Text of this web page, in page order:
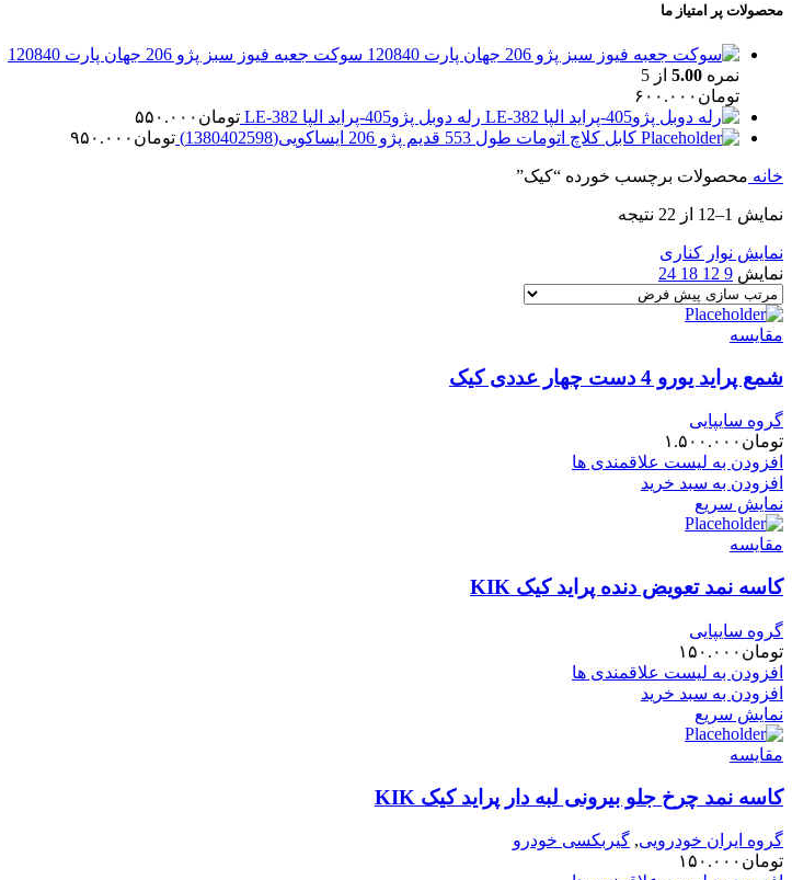
محصولات پر امتیاز ما
سوکت جعبه فیوز سبز پژو 206 جهان پارت 120840
نمره 5.00 از 5
تومان ۶۰۰.۰۰۰
رله دوبل پژو405-پراید الپا LE-382
تومان ۵۵۰.۰۰۰
کابل کلاچ اتومات طول 553 قدیم پژو 206 ایساکویی(1380402598)
تومان ۹۵۰.۰۰۰
خانه محصولات برچسب خورده “کیک”
نمایش 1–12 از 22 نتیجه
نمایش نوار کناری
نمایش 9
12
18
24
مقایسه
شمع پراید یورو 4 دست چهار عددی کیک
گروه سایپایی
تومان ۱.۵۰۰.۰۰۰
افزودن به لیست علاقمندی ها
افزودن به سبد خرید
نمایش سریع
مقایسه
کاسه نمد تعویض دنده پراید کیک KIK
گروه سایپایی
تومان ۱۵۰.۰۰۰
افزودن به لیست علاقمندی ها
افزودن به سبد خرید
نمایش سریع
مقایسه
کاسه نمد چرخ جلو بیرونی لبه دار پراید کیک KIK
گروه ایران خودرویی, گیربکسی خودرو
تومان ۱۵۰.۰۰۰